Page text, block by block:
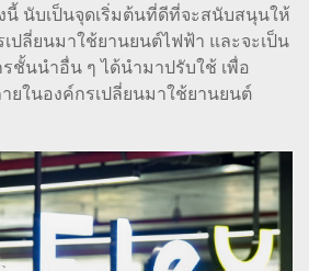
งนี้ นับเป็นจุดเริ่มต้นที่ดีที่จะสนับสนุนให้
ปลี่ยนมาใช้ยานยนต์ไฟฟ้า และจะเป็น
ชั้นนำอื่น ๆ ได้นำมาปรับใช้ เพื่อ
ในองค์กรเปลี่ยนมาใช้ยานยนต์